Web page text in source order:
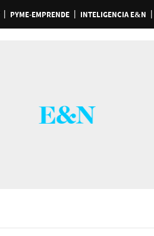
PYME-EMPRENDE INTELIGENCIA E&N